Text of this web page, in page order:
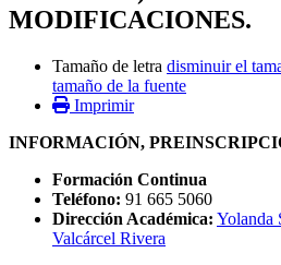
MODIFICACIONES.
Tamaño de letra disminuir el
tamaño de la fuente
Imprimir
INFORMACIÓN,
Formación Continua
Teléfono: 91 665 5060
Dirección Académica: Yolanda
Valcárcel Rivera